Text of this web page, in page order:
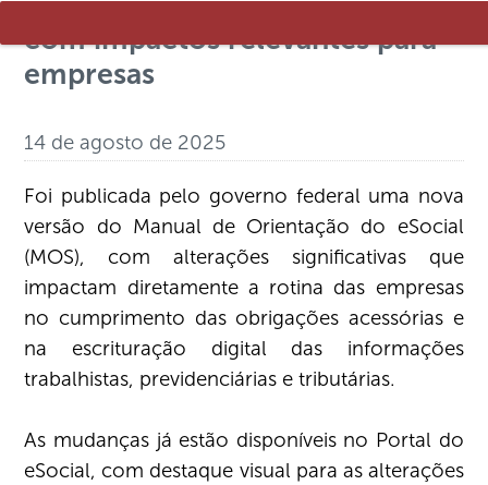
com impactos relevantes para
empresas
14 de agosto de 2025
Foi publicada pelo governo federal uma nova
versão do Manual de Orientação do eSocial
(MOS), com alterações significativas que
impactam diretamente a rotina das empresas
no cumprimento das obrigações acessórias e
na escrituração digital das informações
trabalhistas, previdenciárias e tributárias.
As mudanças já estão disponíveis no Portal do
eSocial, com destaque visual para as alterações